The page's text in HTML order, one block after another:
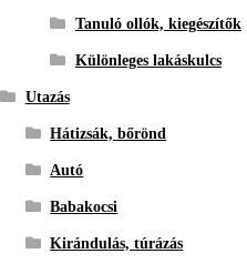
Tanuló ollók, kiegészítők
Különleges lakáskulcs
Utazás
Hátizsák, bőrönd
Autó
Babakocsi
Kirándulás, túrázás